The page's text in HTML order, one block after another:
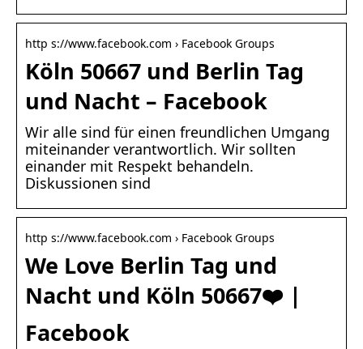
http s://www.facebook.com › Facebook Groups
Köln 50667 und Berlin Tag
und Nacht – Facebook
Wir alle sind für einen freundlichen Umgang
miteinander verantwortlich. Wir sollten
einander mit Respekt behandeln.
Diskussionen sind
http s://www.facebook.com › Facebook Groups
We Love Berlin Tag und
Nacht und Köln 50667❤️ |
Facebook